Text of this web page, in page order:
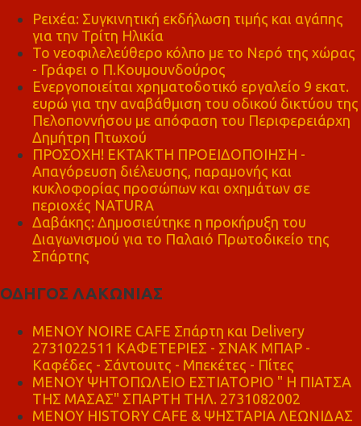
Ρειχέα: Συγκινητική εκδήλωση τιμής και αγάπης
για την Τρίτη Ηλικία
Το νεοφιλελεύθερο κόλπο με το Νερό της χώρας
- Γράφει ο Π.Κουμουνδούρος
Ενεργοποιείται χρηματοδοτικό εργαλείο 9 εκατ.
ευρώ για την αναβάθμιση του οδικού δικτύου της
Πελοποννήσου με απόφαση του Περιφερειάρχη
Δημήτρη Πτωχού
ΠΡΟΣΟΧΗ! ΕΚΤΑΚΤΗ ΠΡΟΕΙΔΟΠΟΙΗΣΗ -
Απαγόρευση διέλευσης, παραμονής και
κυκλοφορίας προσώπων και οχημάτων σε
περιοχές NATURA
Δαβάκης: Δημοσιεύτηκε η προκήρυξη του
Διαγωνισμού για το Παλαιό Πρωτοδικείο της
Σπάρτης
ΟΔΗΓΟΣ ΛΑΚΩΝΙΑΣ
MENOY NOIRE CAFE Σπάρτη και Delivery
2731022511 ΚΑΦΕΤΕΡΙΕΣ - ΣΝΑΚ ΜΠΑΡ -
Καφέδες - Σάντουιτς - Μπεκέτες - Πίτες
ΜΕΝΟΥ ΨΗΤΟΠΩΛΕΙΟ ΕΣΤΙΑΤΟΡΙΟ " Η ΠΙΑΤΣΑ
ΤΗΣ ΜΑΣΑΣ" ΣΠΑΡΤΗ ΤΗΛ. 2731082002
ΜΕΝΟΥ HISTORY CAFE & ΨΗΣΤΑΡΙΑ ΛΕΩΝΙΔΑΣ